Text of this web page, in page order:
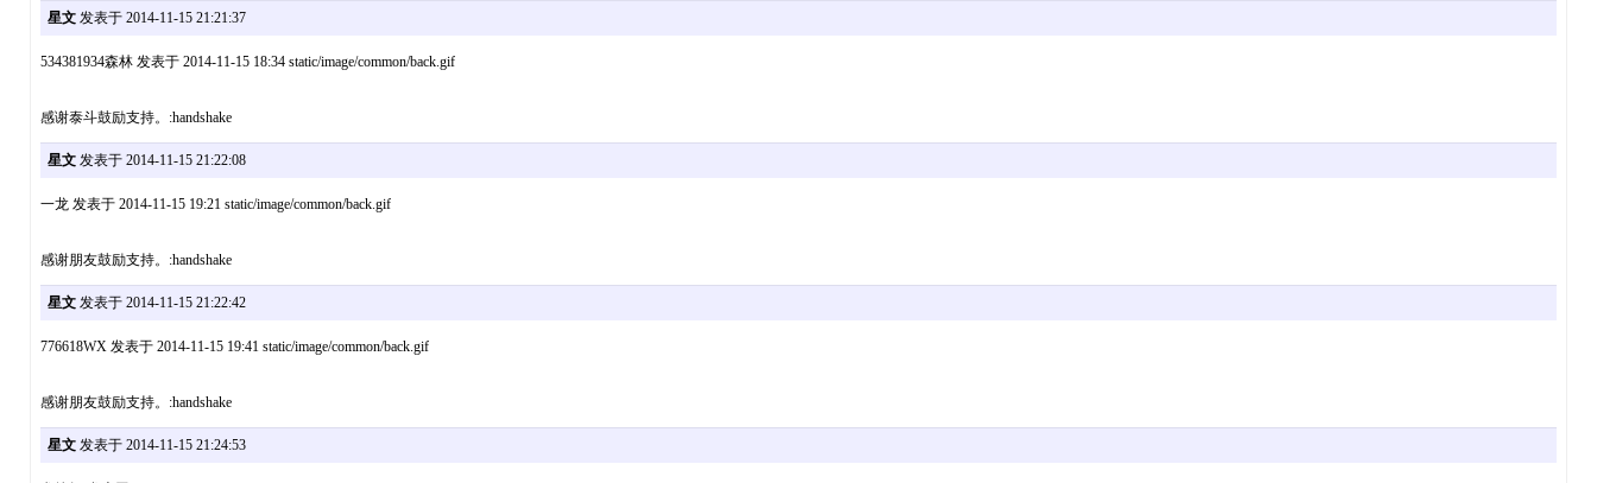
星文发表于 2014-11-15 21:21:37
534381934森林 发表于 2014-11-15 18:34 static/image/common/back.gif
感谢泰斗鼓励支持。:handshake
星文发表于 2014-11-15 21:22:08
一龙 发表于 2014-11-15 19:21 static/image/common/back.gif
感谢朋友鼓励支持。:handshake
星文发表于 2014-11-15 21:22:42
776618WX 发表于 2014-11-15 19:41 static/image/common/back.gif
感谢朋友鼓励支持。:handshake
星文发表于 2014-11-15 21:24:53